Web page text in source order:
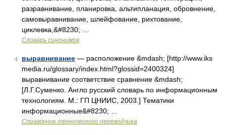
разравнивание, планировка, альтипланация, обровнение,
самовыравнивание, шлейфование, рихтование,
циклевка,&#8230; …
Словарь синонимов
4 выравнивание — расположение &mdash; [http://www.iks
media.ru/glossary/index.html?glossid=2400324]
выравнивание соответствие сравнение &mdash;
[Л.Г.Суменко. Англо русский словарь по информационным
технологиям. М.: ГП ЦНИИС, 2003.] Тематики
информационные&#8230; …
Справочник технического переводчика